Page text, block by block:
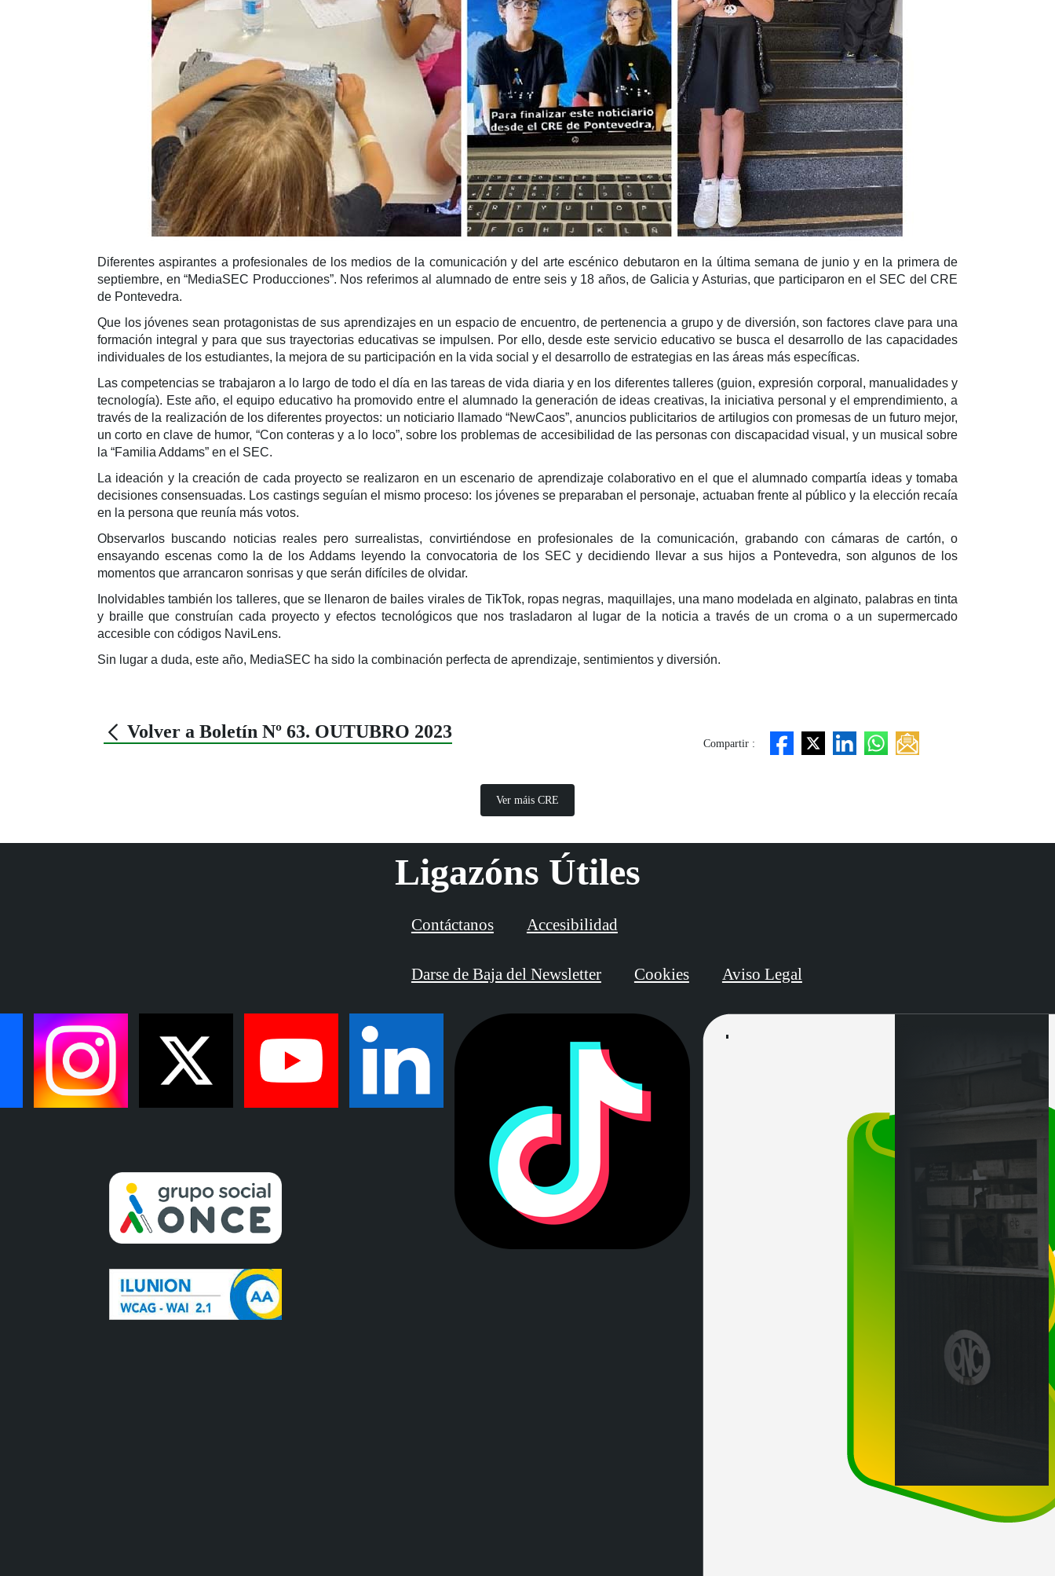
Diferentes aspirantes a profesionales de los medios de la comunicación y del arte escénico debutaron en la última semana de junio y en la primera de
septiembre, en “MediaSEC Producciones”. Nos referimos al alumnado de entre seis y 18 años, de Galicia y Asturias, que participaron en el SEC del CRE
de Pontevedra.
Que los jóvenes sean protagonistas de sus aprendizajes en un espacio de encuentro, de pertenencia a grupo y de diversión, son factores clave para una
formación integral y para que sus trayectorias educativas se impulsen. Por ello, desde este servicio educativo se busca el desarrollo de las capacidades
individuales de los estudiantes, la mejora de su participación en la vida social y el desarrollo de estrategias en las áreas más específicas.
Las competencias se trabajaron a lo largo de todo el día en las tareas de vida diaria y en los diferentes talleres (guion, expresión corporal, manualidades y
tecnología). Este año, el equipo educativo ha promovido entre el alumnado la generación de ideas creativas, la iniciativa personal y el emprendimiento, a
través de la realización de los diferentes proyectos: un noticiario llamado “NewCaos”, anuncios publicitarios de artilugios con promesas de un futuro mejor,
un corto en clave de humor, “Con conteras y a lo loco”, sobre los problemas de accesibilidad de las personas con discapacidad visual, y un musical sobre
la “Familia Addams” en el SEC.
La ideación y la creación de cada proyecto se realizaron en un escenario de aprendizaje colaborativo en el que el alumnado compartía ideas y tomaba
decisiones consensuadas. Los castings seguían el mismo proceso: los jóvenes se preparaban el personaje, actuaban frente al público y la elección recaía
en la persona que reunía más votos.
Observarlos buscando noticias reales pero surrealistas, convirtiéndose en profesionales de la comunicación, grabando con cámaras de cartón, o
ensayando escenas como la de los Addams leyendo la convocatoria de los SEC y decidiendo llevar a sus hijos a Pontevedra, son algunos de los
momentos que arrancaron sonrisas y que serán difíciles de olvidar.
Inolvidables también los talleres, que se llenaron de bailes virales de TikTok, ropas negras, maquillajes, una mano modelada en alginato, palabras en tinta
y braille que construían cada proyecto y efectos tecnológicos que nos trasladaron al lugar de la noticia a través de un croma o a un supermercado
accesible con códigos NaviLens.
Sin lugar a duda, este año, MediaSEC ha sido la combinación perfecta de aprendizaje, sentimientos y diversión.
Volver a Boletín Nº 63. OUTUBRO 2023
Compartir :
Ver máis CRE
Ligazóns Útiles
Contáctanos Accesibilidad
Darse de Baja del Newsletter Cookies Aviso Legal